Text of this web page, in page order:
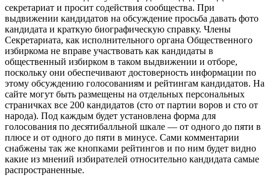
секретариат и просит содействия сообщества. При
выдвижении кандидатов на обсуждение просьба давать фото
кандидата и краткую биографическую справку. Члены
Секретариата, как исполнительного органа Общественного
избиркома не вправе участвовать как кандидаты в
общественный избирком в таком выдвижении и отборе,
поскольку они обеспечивают достоверность информации по
этому обсуждению голосованиям и рейтингам кандидатов. На
сайте могут быть размещены на отдельных персональных
страничках все 200 кандидатов (сто от партии воров и сто от
народа). Под каждым будет установлена форма для
голосования по десятибалльной шкале — от одного до пяти в
плюсе и от одного до пяти в минусе. Сами комментарии
снабжены так же кнопками рейтингов и по ним будет видно
какие из мнений избирателей относительно кандидата самые
распространенные.